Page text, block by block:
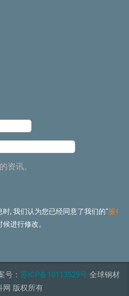
资讯。
, 我们认为您已经同意了我们的“服务
进行修改。
号： 苏ICP备10113529号 全球钢材
网 版权所有